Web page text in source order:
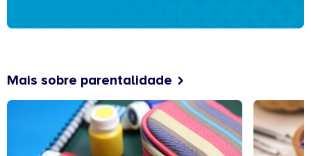
Mais sobre parentalidade